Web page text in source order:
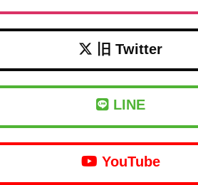
旧 Twitter
LINE
YouTube